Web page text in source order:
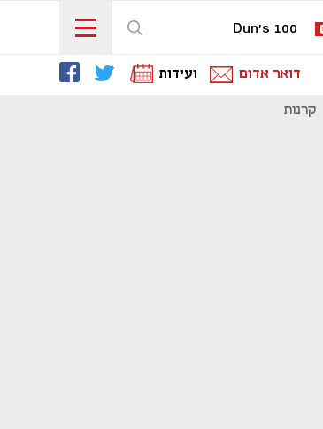
Dun's 100
דואר אדום ועידות
קרנות